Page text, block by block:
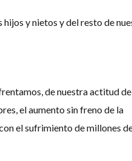
y nietos y del resto de
de nuestra actitud
el aumento sin freno de la
el sufrimiento de millones